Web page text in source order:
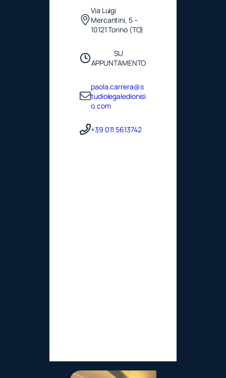
Via Luigi
Mercantini, 5 –
10121 Torino (TO)
SU
APPUNTAMENTO
paola.carrera@s
tudiolegaledionisi
o.com
+39 011 5613742